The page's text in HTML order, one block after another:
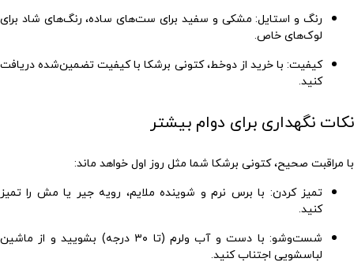
رنگ و استایل: مشکی و سفید برای ست‌های ساده، رنگ‌های شاد برای
لوک‌های خاص.
کیفیت: با خرید از دوخط،کتونی برشکا با کیفیتتضمین‌شده دریافت
کنید.
نکات نگهداری برای دوام بیشتر
با مراقبت صحیح،کتونی برشکا شما مثل روز اول خواهد ماند:
تمیز کردن: با برس نرم و شوینده ملایم، رویه جیر یا مش را تمیز
کنید.
شست‌وشو
: با دست و آب ولرم (تا ۳۰ درجه) بشویید و از ماشین
لباسشویی اجتناب کنید.